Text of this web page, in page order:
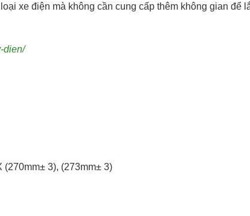
xe điện mà không cần cung cấp thêm không gian để
dien/
(270mm± 3), (273mm± 3)